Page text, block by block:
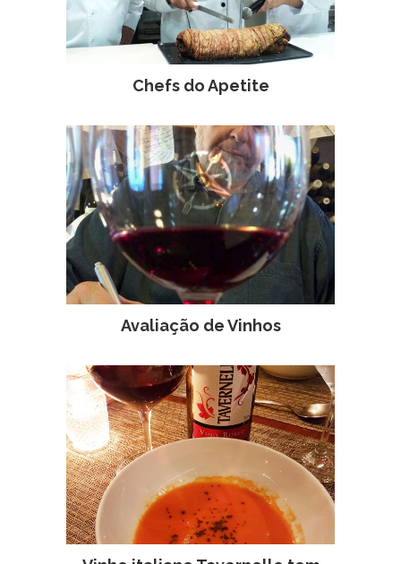
Chefs do Apetite
Avaliação de Vinhos